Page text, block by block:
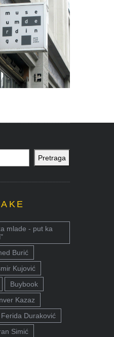
Pretraga
mlade - put ka
Burić
Kujović
Buybook
Kazaz
Ferida Duraković
Simić